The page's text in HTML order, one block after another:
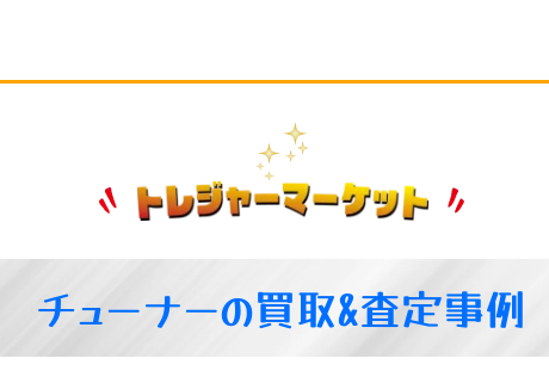
チューナーの買取&査定事例